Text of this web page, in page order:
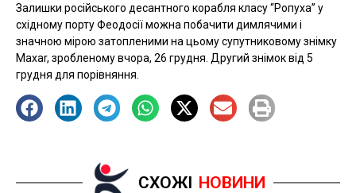
Залишки російського десантного корабля класу “Ропуха” у
східному порту Феодосії можна побачити димлячими і
значною мірою затопленими на цьому супутниковому знімку
Maxar, зробленому вчора, 26 грудня. Другий знімок від 5
грудня для порівняння.
СХОЖІ НОВИНИ